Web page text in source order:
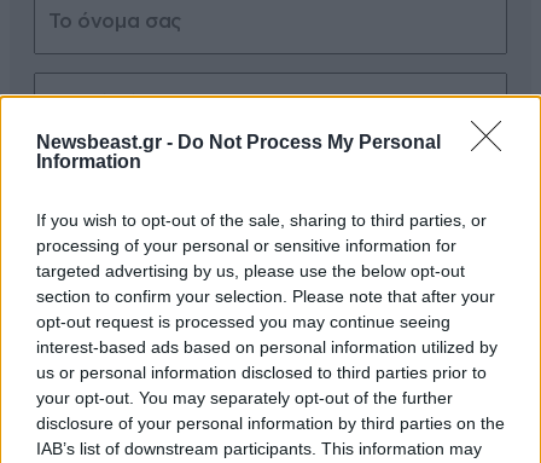
Newsbeast.gr - Do Not Process My Personal
Information
If you wish to opt-out of the sale, sharing to third parties, or
processing of your personal or sensitive information for
targeted advertising by us, please use the below opt-out
section to confirm your selection. Please note that after your
opt-out request is processed you may continue seeing
interest-based ads based on personal information utilized by
us or personal information disclosed to third parties prior to
your opt-out. You may separately opt-out of the further
disclosure of your personal information by third parties on the
IAB’s list of downstream participants. This information may
Xαρακτήρες: 0/1000
ΠΡΟΣΘΗΚΗ
punentes 20·07·2015 12:53
@ΤΕΤΡΑΓΩΝΑΚΙΑΣ 2)Τωρα οσον αφορα την